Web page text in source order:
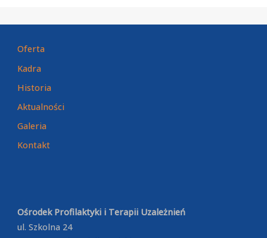
Oferta
Kadra
Historia
Aktualności
Galeria
Kontakt
Ośrodek Profilaktyki i Terapii Uzależnień
ul. Szkolna 24